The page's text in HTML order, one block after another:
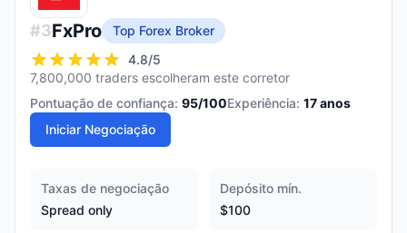
#3FxPro
Top Forex Broker
4.8/5
7,800,000 traders escolheram este corretor
Pontuação de confiança: 95/100Experiência: 17anos
Iniciar Negociação
Taxas de negociação
Spread only
Depósito mín.
$100